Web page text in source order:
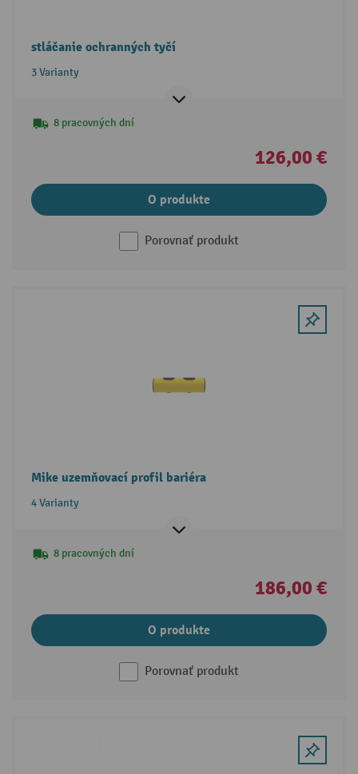
stláčanie ochranných tyčí
3 Varianty
8 pracovných dní
126,00 €
O produkte
Porovnať produkt
Mike uzemňovací profil bariéra
4 Varianty
8 pracovných dní
186,00 €
O produkte
Porovnať produkt